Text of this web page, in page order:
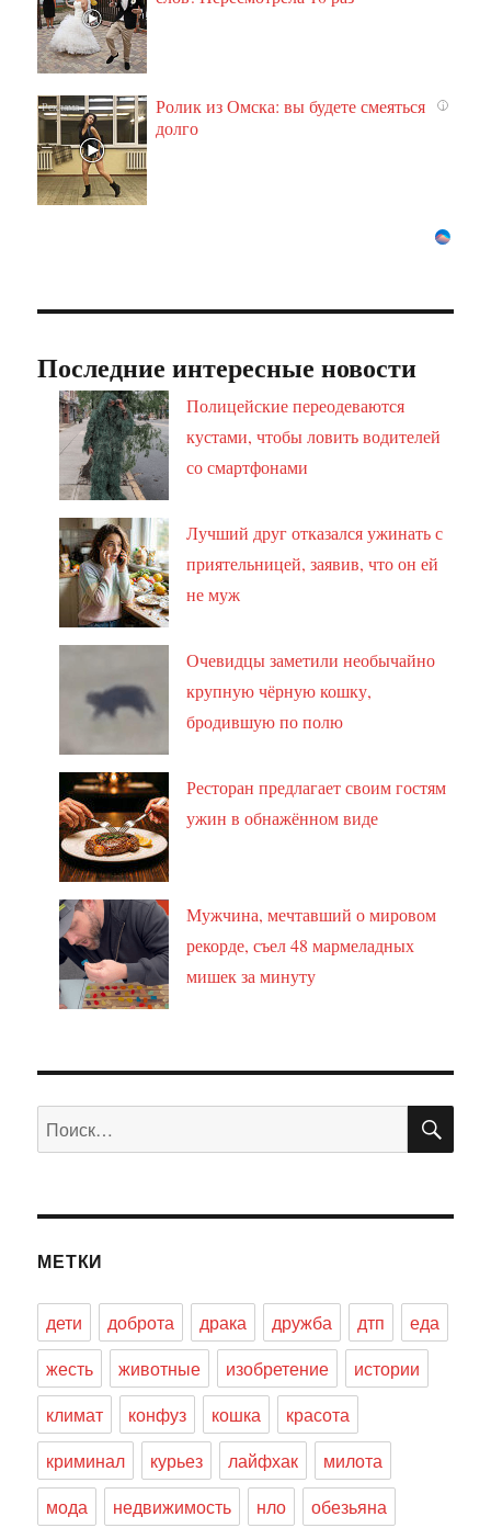
i
Ролик из Омска: вы будете смеяться
долго
Последние интересные новости
Полицейские переодеваются
кустами, чтобы ловить водителей
со смартфонами
Лучший друг отказался ужинать с
приятельницей, заявив, что он ей
не муж
Очевидцы заметили необычайно
крупную чёрную кошку,
бродившую по полю
Ресторан предлагает своим гостям
ужин в обнажённом виде
Мужчина, мечтавший о мировом
рекорде, съел 48 мармеладных
мишек за минуту
Искать:
МЕТКИ
дети доброта драка дружба дтп
еда
жесть
животные изобретение
истории
климат
конфуз кошка
красота
криминал
курьез лайфхак
милота
мода
недвижимость нло
обезьяна